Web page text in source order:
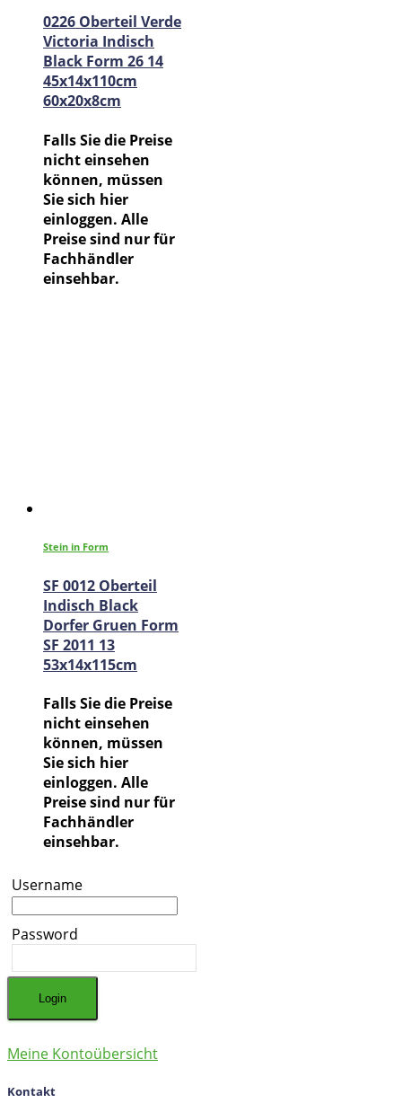
0226 Oberteil Verde
Victoria Indisch
Black Form 26 14
45x14x110cm
60x20x8cm
Falls Sie die Preise
nicht einsehen
können, müssen
Sie sich hier
einloggen. Alle
Preise sind nur für
Fachhändler
einsehbar.
Stein in Form
SF 0012 Oberteil
Indisch Black
Dorfer Gruen Form
SF 2011 13
53x14x115cm
Falls Sie die Preise
nicht einsehen
können, müssen
Sie sich hier
einloggen. Alle
Preise sind nur für
Fachhändler
einsehbar.
Username
Password
Meine Kontoübersicht
Kontakt